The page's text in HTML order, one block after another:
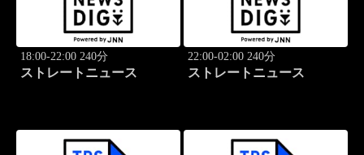
18:00-22:00 240分
ストレートニュース
22:00-02:00 240分
ストレートニュース